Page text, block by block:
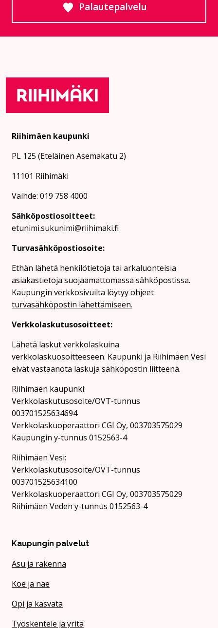
Palautepalvelu
Siirtyy ulkoiselle
Riihimäen kaupunki
PL 125 (Eteläinen Asemakatu 2)
11101 Riihimäki
Vaihde: 019 758 4000
Sähköpostiosoitteet:
etunimi.sukunimi@riihimaki.fi
Turvasähköpostiosoite:
Ethän lähetä henkilötietoja tai arkaluonteisia
asiakastietoja suojaamattomassa sähköpostissa.
Kaupungin verkkosivuilta löytyy ohjeet
turvasähköpostin lähettämiseen.
Verkkolaskutusosoitteet:
Lähetä laskut verkkolaskuina
verkkolaskuosoitteeseen. Kaupunki ja Riihimäen Vesi
eivät vastaanota laskuja sähköpostin liitteenä.
Riihimäen kaupunki:
Verkkolaskutusosoite/OVT-tunnus
003701525634694
Verkkolaskuoperaattori CGI Oy, 003703575029
Kaupungin y-tunnus 0152563-4
Rii­hi­mäen Vesi:
Verkkolaskutusosoite/OVT-tunnus
003701525634100
Verkkolaskuoperaattori CGI Oy, 003703575029
Riihimäen Veden y-tunnus 0152563-4
Kaupungin palvelut
Asu ja rakenna
Koe ja näe
Opi ja kasvata
Työskentele ja yritä